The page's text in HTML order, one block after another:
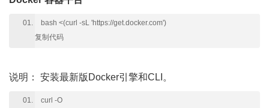
bash <(curl -sL 'https://get.docker.com')
复制代码
说明： 安装最新版Docker引擎和CLI。
curl -O